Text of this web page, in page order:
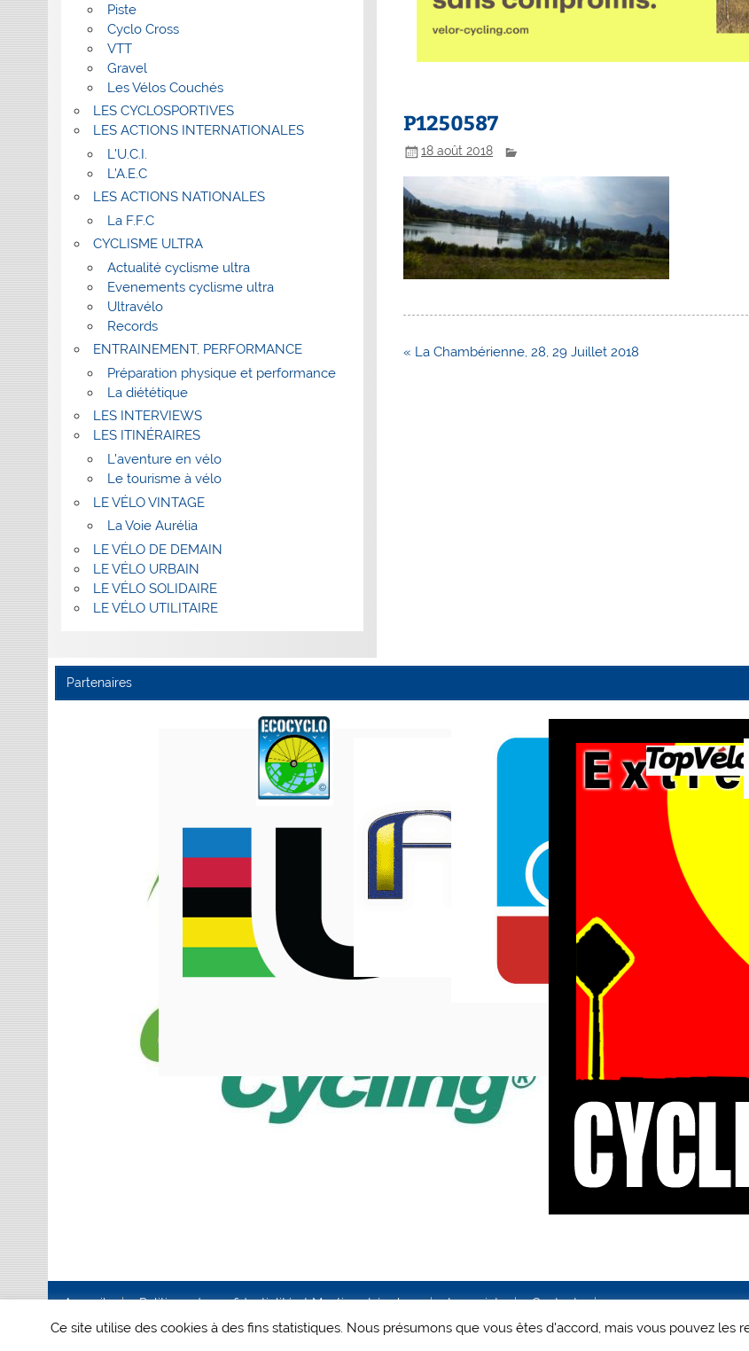
P1250587
18 août 2018
Navigation
« La Chambérienne, 28, 29 Juillet 2018
Piste
Cyclo Cross
VTT
Gravel
Les Vélos Couchés
LES CYCLOSPORTIVES
LES ACTIONS INTERNATIONALES
L’U.C.I.
L’A.E.C
LES ACTIONS NATIONALES
La F.F.C
CYCLISME ULTRA
Actualité cyclisme ultra
Evenements cyclisme ultra
Ultravélo
Records
ENTRAINEMENT, PERFORMANCE
Préparation physique et performance
La diététique
LES INTERVIEWS
LES ITINÉRAIRES
L’aventure en vélo
Le tourisme à vélo
LE VÉLO VINTAGE
La Voie Aurélia
LE VÉLO DE DEMAIN
LE VÉLO URBAIN
LE VÉLO SOLIDAIRE
LE VÉLO UTILITAIRE
Partenaires
Accueil Politique de confidentialité et Mentions Légales Le projet Contact
Ce site utilise des cookies à des fins statistiques. Nous présumons que vous êtes d'accord, mais vous pouvez les